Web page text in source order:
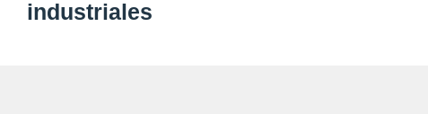
industriales